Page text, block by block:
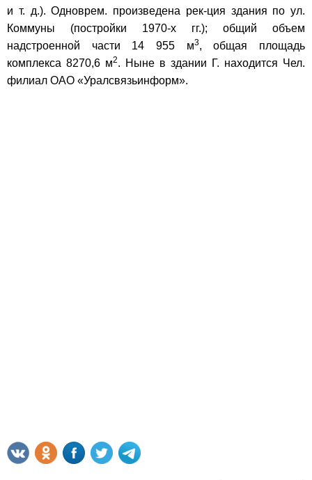
и т. д.). Одноврем. произведена рек-ция здания по ул.
Коммуны (постройки 1970-х гг.); общий объем
надстроенной части 14 955 м3, общая площадь
комплекса 8270,6 м2. Ныне в здании Г. находится Чел.
филиал ОАО «Уралсвязьинформ».